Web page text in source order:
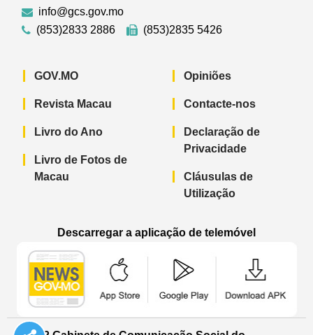
info@gcs.gov.mo
(853)2833 2886
(853)2835 5426
GOV.MO
Revista Macau
Livro do Ano
Livro de Fotos de
Macau
Opiniões
Contacte-nos
Declaração de
Privacidade
Cláusulas de
Utilização
Descarregar a aplicação de telemóvel